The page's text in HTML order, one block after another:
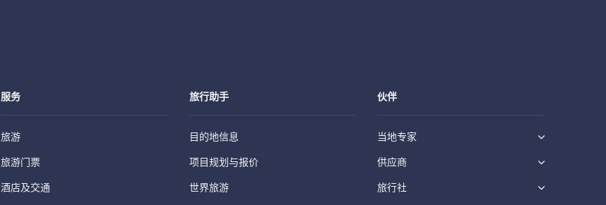
服务
旅游
旅游门票
酒店及交通
旅行助手
目的地信息
项目规划与报价
世界旅游
伙伴
当地专家
供应商
旅行社